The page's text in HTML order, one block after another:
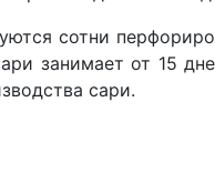
сотни
занимает от 15
сари.